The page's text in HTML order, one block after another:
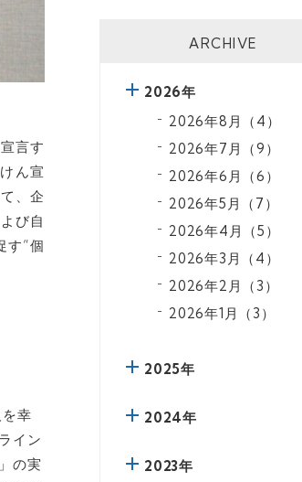
言す
ん宣
、企
び自
す“個
幸
イン
の実
ARCHIVE
2026年
2026年8月（4）
2026年7月（9）
2026年6月（6）
2026年5月（7）
2026年4月（5）
2026年3月（4）
2026年2月（3）
2026年1月（3）
2025年
2024年
2023年